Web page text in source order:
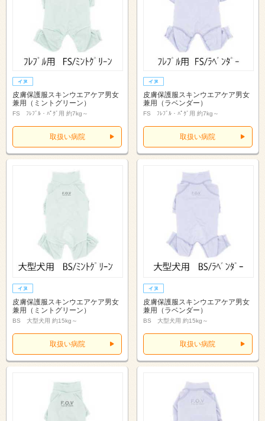
皮膚保護服スキンウエアケア男女
兼用（ミントグリーン）
FS ﾌﾚﾌﾞﾙ・ﾊﾟｸﾞ用 約7kg～
取扱い病院
皮膚保護服スキンウエアケア男女
兼用（ラベンダー）
FS ﾌﾚﾌﾞﾙ・ﾊﾟｸﾞ用 約7kg～
取扱い病院
皮膚保護服スキンウエアケア男女
兼用（ミントグリーン）
BS 大型犬用 約15kg～
取扱い病院
皮膚保護服スキンウエアケア男女
兼用（ラベンダー）
BS 大型犬用 約15kg～
取扱い病院